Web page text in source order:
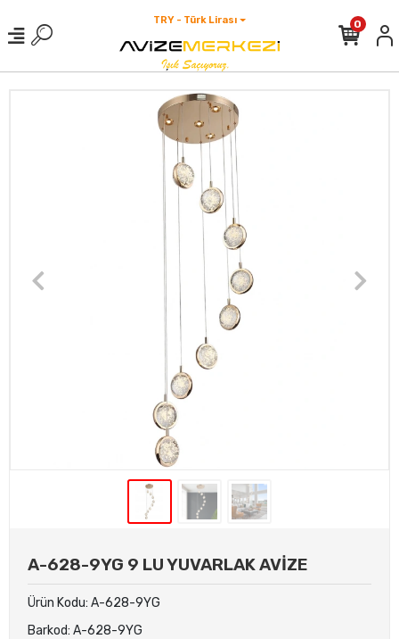
TRY - Türk Lirası 0
A-628-9YG 9 LU YUVARLAK AVİZE
Ürün Kodu: A-628-9YG
Barkod: A-628-9YG